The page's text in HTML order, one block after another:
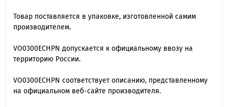
Товар поставляется в упаковке, изготовленной самим
производителем.
VO0300ECHPN допускается к официальному ввозу на
территорию России.
VO0300ECHPN cоответствует описанию, представленному
на официальном веб-сайте производителя.